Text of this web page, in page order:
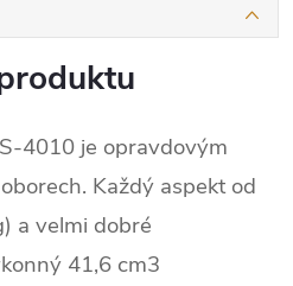
4010 je opravdovým
Každý aspekt od
a velmi dobré
41,6 cm3